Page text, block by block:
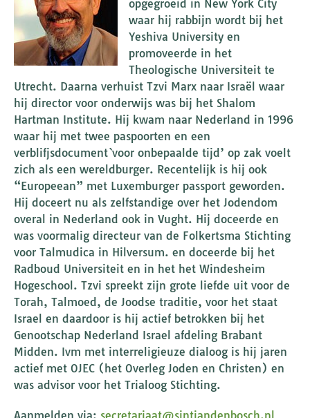
opgegroeid in New York City
waar hij rabbijn wordt bij het
Yeshiva University en
promoveerde in het
Theologische Universiteit te
Utrecht. Daarna verhuist Tzvi Marx naar Israël waar
hij director voor onderwijs was bij het Shalom
Hartman Institute. Hij kwam naar Nederland in 1996
waar hij met twee paspoorten en een
verblifjsdocument `voor onbepaalde tijd’ op zak voelt
zich als een wereldburger. Recentelijk is hij ook
“Europeean” met Luxemburger passport geworden.
Hij doceert nu als zelfstandige over het Jodendom
overal in Nederland ook in Vught. Hij doceerde en
was voormalig directeur van de Folkertsma Stichting
voor Talmudica in Hilversum. en doceerde bij het
Radboud Universiteit en in het het Windesheim
Hogeschool. Tzvi spreekt zijn grote liefde uit voor de
Torah, Talmoed, de Joodse traditie, voor het staat
Israel en daardoor is hij actief betrokken bij het
Genootschap Nederland Israel afdeling Brabant
Midden. Ivm met interreligieuze dialoog is hij jaren
actief met OJEC (het Overleg Joden en Christen) en
was advisor voor het Trialoog Stichting.
Aanmelden via: secretariaat@sintjandenbosch.nl